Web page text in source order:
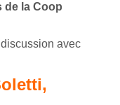
de la Coop
avec